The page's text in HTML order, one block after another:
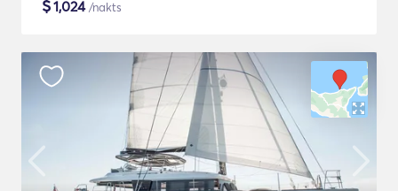
$1,024/nakts